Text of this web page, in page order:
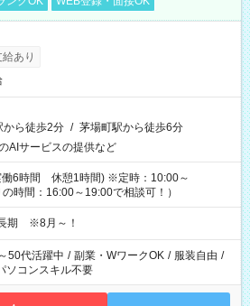
あり
から徒歩2分 / 茅場町駅から徒歩6分
AIサービスの提供など
働6時間 休憩1時間) ※定時：10:00～
時間：16:00～19:00で相談可！）
長期 ※8月～！
50代活躍中 / 副業・WワークOK / 服装自由 /
ソコンスキル不要